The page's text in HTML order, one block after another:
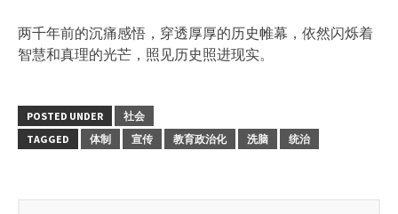
两千年前的沉痛感悟，穿透厚厚的历史帷幕，依然闪烁着
智慧和真理的光芒，照见历史照进现实。
POSTED UNDER
社会
TAGGED
体制 宣传 教育政治化 洗脑 统治